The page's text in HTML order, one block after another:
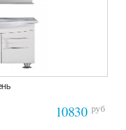
10830 руб